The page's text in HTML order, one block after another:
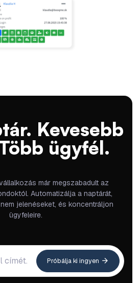
Kevesebb
ügyfél.
már megszabadult az
Automatizálja a naptárát,
jelenéseket, és koncentráljon
ügyfeleire.
Próbálja ki ingyen